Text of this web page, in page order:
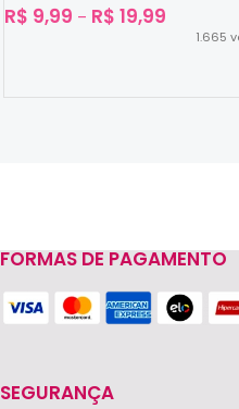
R$ 9,99 – R$ 19,99
1.665
Read more
FORMAS DE PAGAMENTO
SEGURANÇA